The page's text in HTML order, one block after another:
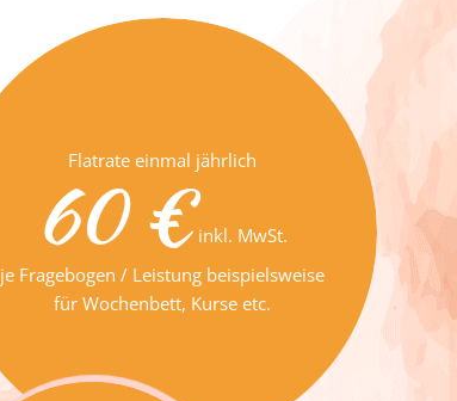
Flatrate einmal jährlich
60 € inkl. MwSt.
je Fragebogen / Leistung beispielsweise
für Wochenbett, Kurse etc.